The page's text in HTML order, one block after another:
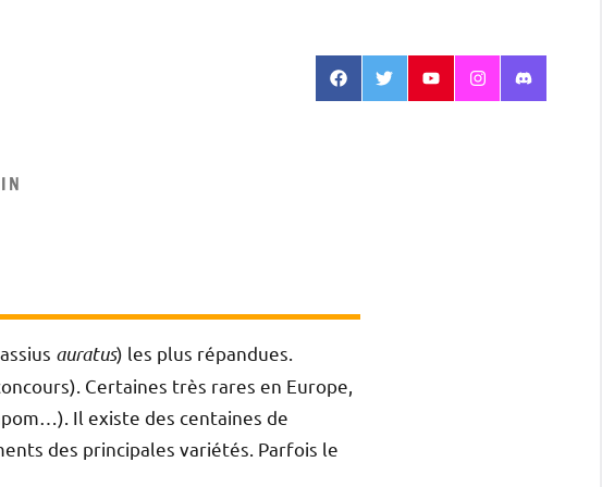
FacebookTwitterYoutubeInstagramDiscord
auratus) les plus répandues.
Certaines très rares en Europe,
Il existe des centaines de
des principales variétés. Parfois le